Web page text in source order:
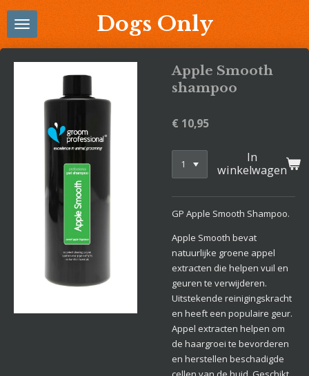
Ga
direct
Dogs Only
Apple Smooth
shampoo
€ 10,95
In
winkelwagen
GP Apple Smooth Shampoo.
Apple Smooth bevat
natuurlijke groene appel
extracten die helpen vuil en
geuren te verwijderen.
Uitstekende reinigingskracht
en heeft een populaire geur.
Appel extracten helpen om
de haargroei te bevorderen
en herstellen beschadigde